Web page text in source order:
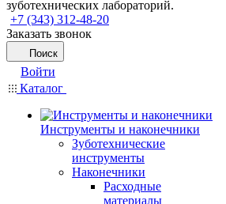
зуботехнических лабораторий.
+7 (343) 312-48-20
Заказать звонок
Поиск
Войти
Каталог
Инструменты и наконечники
Зуботехнические
инструменты
Наконечники
Расходные
материалы